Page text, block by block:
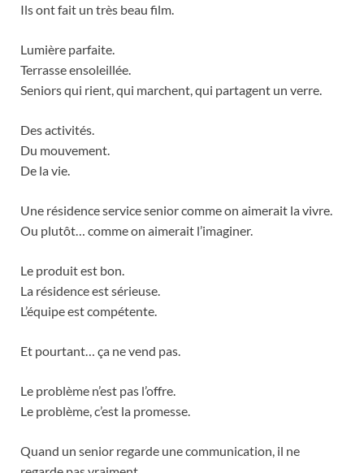
Ils ont fait un très beau film.
Lumière parfaite.
Terrasse ensoleillée.
Seniors qui rient, qui marchent, qui partagent un verre.
Des activités.
Du mouvement.
De la vie.
Une résidence service senior comme on aimerait la vivre.
Ou plutôt… comme on aimerait l’imaginer.
Le produit est bon.
La résidence est sérieuse.
L’équipe est compétente.
Et pourtant… ça ne vend pas.
Le problème n’est pas l’offre.
Le problème, c’est la promesse.
Quand un senior regarde une communication, il ne